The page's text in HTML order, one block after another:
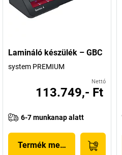
Lamináló készülék – GBC
system PREMIUM
Nettó
113.749,- Ft
6-7 munkanap alatt
Termék megjelenítése